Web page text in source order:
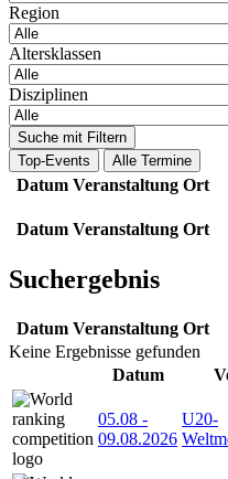
Region
Altersklassen
Disziplinen
Suche mit Filtern
Top-Events
Alle Termine
Datum Veranstaltung Ort
Datum Veranstaltung Ort
Suchergebnis
Datum Veranstaltung Ort
Keine Ergebnisse gefunden
Datum
05.08 -
09.08.2026
U20-